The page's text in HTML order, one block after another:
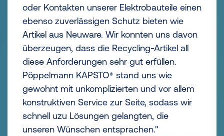
"Bei unserem Besuch in Lohne erhielten wir
innerhalb weniger Stunden die
ressourcenschonenden, blau-lila-farbigen
Schutzkappen aus PCR und konnten sie zu
Testzwecken direkt mitnehmen.
Die flexible Bereitstellung von individuellen
Lösungen hat uns positiv überrascht.
Nicht zuletzt ist uns eine einfache Montage
und Demontage ohne Schmutzerzeugung